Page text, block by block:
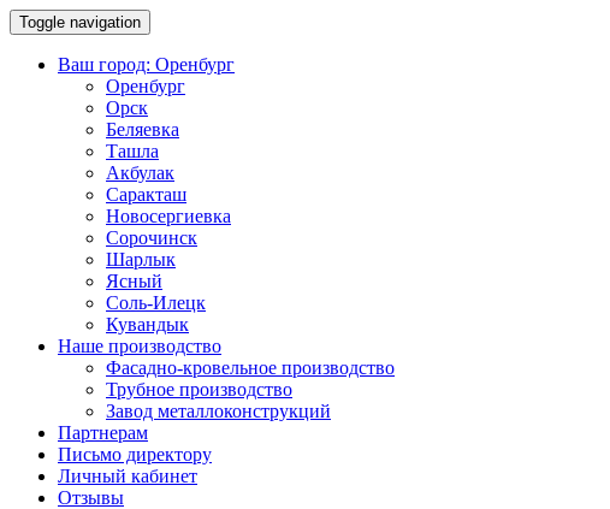
Toggle navigation
Ваш город: Оренбург
Оренбург
Орск
Беляевка
Ташла
Акбулак
Саракташ
Новосергиевка
Сорочинск
Шарлык
Ясный
Соль-Илецк
Кувандык
Наше производство
Фасадно-кровельное производство
Трубное производство
Завод металлоконструкций
Партнерам
Письмо директору
Личный кабинет
Отзывы